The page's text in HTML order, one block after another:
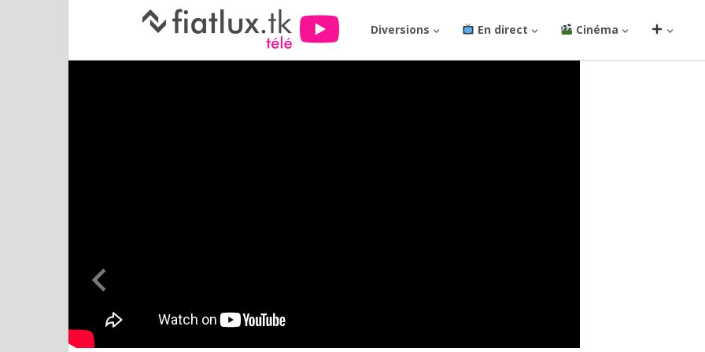
Diversions En direct Cinéma